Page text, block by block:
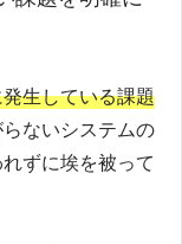
生している課題
ないシステムの
ずに埃を被って